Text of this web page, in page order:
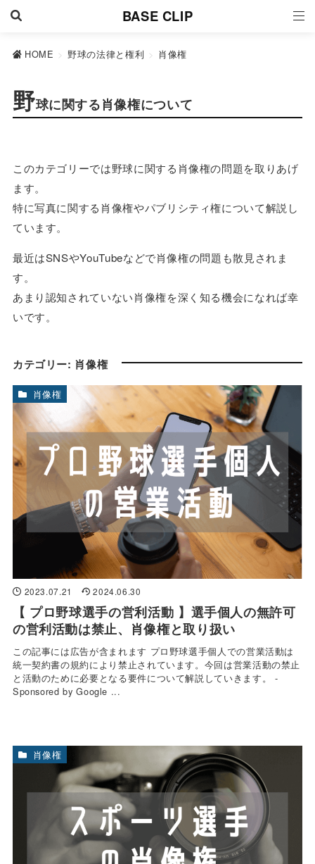
BASE CLIP
HOME > 野球の法律と権利 > 肖像権
野球に関する肖像権について
このカテゴリーでは野球に関する肖像権の問題を取りあげ
ます。
特に写真に関する肖像権やパブリシティ権について解説し
ています。
最近はSNSやYouTubeなどで肖像権の問題も散見されま
す。
あまり認知されていない肖像権を深く知る機会になれば幸
いです。
カテゴリー: 肖像権
2023.07.21 2024.06.30
【 プロ野球選手の営利活動 】選手個人の無許可
の営利活動は禁止、肖像権と取り扱い
この記事には広告が含まれます プロ野球選手個人での営業活動は
統一契約書の規約により禁止されています。今回は営業活動の禁止
と活動のために必要となる要件について解説していきます。 -
Sponsored by Google ...
肖像権
肖像権